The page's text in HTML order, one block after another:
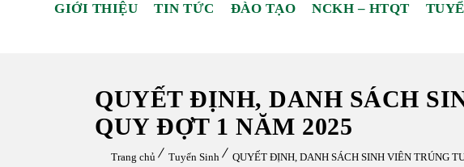
GIỚI THIỆU TIN TỨC ĐÀO TẠO NCKH – HTQT
QUYẾT ĐỊNH, DANH SÁCH
QUY ĐỢT 1 NĂM 2025
Trang chủ Tuyển Sinh QUYẾT ĐỊNH, DANH SÁCH SINH VIÊN TRÚNG